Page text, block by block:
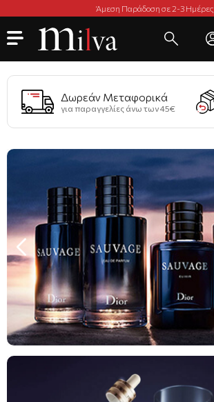
Άμεση Παράδοση σε 2-3 Ημέρες
Δωρεάν Μεταφορικά
για παραγγελίες άνω των 45€